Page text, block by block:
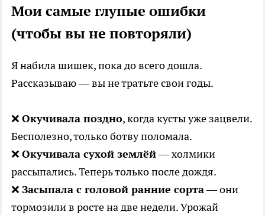
Мои самые глупые ошибки
(чтобы вы не повторяли)
Я набила шишек, пока до всего дошла.
Рассказываю — вы не тратьте свои годы.
❌ Окучивала поздно, когда кусты уже зацвели.
Бесполезно, только ботву поломала.
❌ Окучивала сухой землёй— холмики
рассыпались. Теперь только после дождя.
❌ Засыпала с головой ранние сорта— они
тормозили в росте на две недели. Урожай